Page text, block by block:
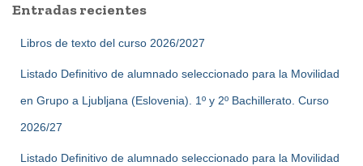
rEntradas recientes
Libros de texto del curso 2026/2027
Listado Definitivo de alumnado seleccionado para la Movilidad
en Grupo a Ljubljana (Eslovenia). 1º y 2º Bachillerato. Curso
2026/27
Listado Definitivo de alumnado seleccionado para la Movilidad